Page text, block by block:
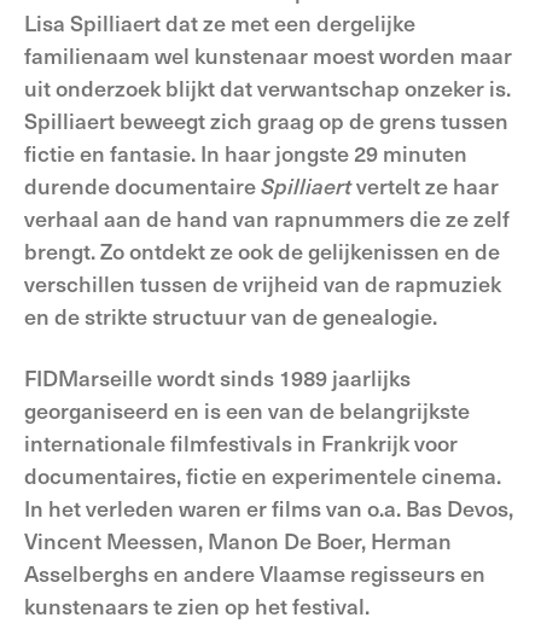
Lisa Spilliaert dat ze met een dergelijke
familienaam wel kunstenaar moest worden maar
uit onderzoek blijkt dat verwantschap onzeker is.
Spilliaert beweegt zich graag op de grens tussen
fictie en fantasie. In haar jongste 29 minuten
durende documentaireSpilliaertvertelt ze haar
verhaal aan de hand van rapnummers die ze zelf
brengt. Zo ontdekt ze ook de gelijkenissen en de
verschillen tussen de vrijheid van de rapmuziek
en de strikte structuur van de genealogie.
FIDMarseille wordt sinds 1989 jaarlijks
georganiseerd en is een van de belangrijkste
internationale filmfestivals in Frankrijk voor
documentaires, fictie en experimentele cinema.
In het verleden waren er films van o.a. Bas Devos,
Vincent Meessen, Manon De Boer, Herman
Asselberghs en andere Vlaamse regisseurs en
kunstenaars te zien op het festival.